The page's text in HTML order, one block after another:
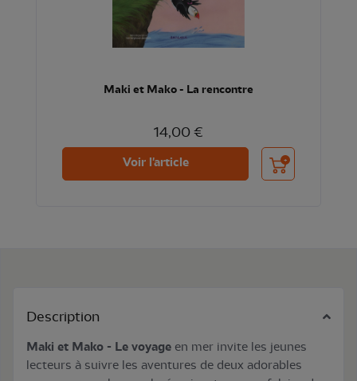
Maki et Mako - La rencontre
14,00 €
Voir l'article Ajouter au panier
Description
Maki et Mako - Le voyage en mer invite les jeunes
lecteurs à suivre les aventures de deux adorables